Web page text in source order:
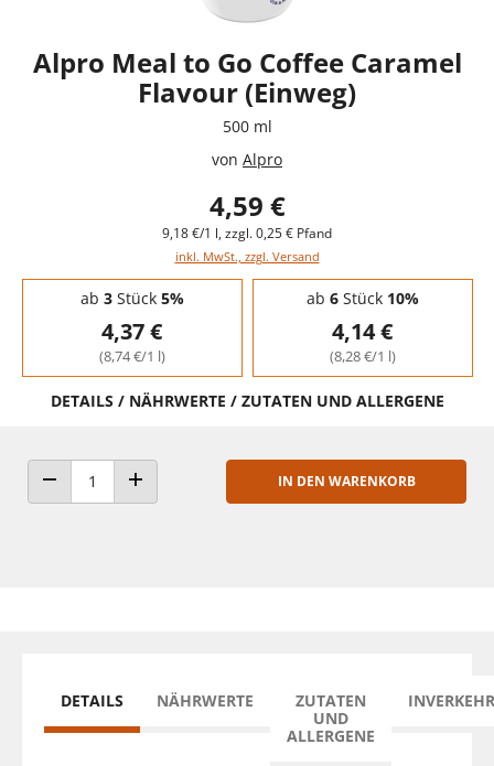
Alpro Meal to Go Coffee Caramel
Flavour (Einweg)
500 ml
von Alpro
4,59 €
9,18 €/1 l, zzgl. 0,25 € Pfand
inkl. MwSt., zzgl. Versand
Staffelpreise - Mengenrabatt
ab 3Stück 5%
4,37 €
(8,74 €/1 l)
ab 6Stück 10%
4,14 €
(8,28 €/1 l)
DETAILS / NÄHRWERTE / ZUTATEN UND ALLERGENE
ANZAHL VERRINGERNANZAHL ERHÖHEN
IN DEN WARENKORB
DETAILS NÄHRWERTE
ZUTATEN
UND
ALLERGENE